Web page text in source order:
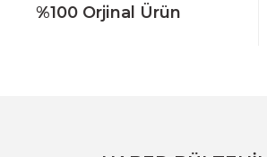
%100 Orjinal Ürün